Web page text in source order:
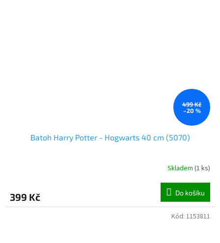
499 Kč
–20 %
Batoh Harry Potter - Hogwarts 40 cm (5070)
Skladem (1 ks)
399 Kč Do košíku
Kód: 1153811